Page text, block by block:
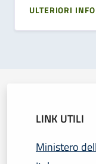
ULTERIORI
LINK UTILI
Ministero